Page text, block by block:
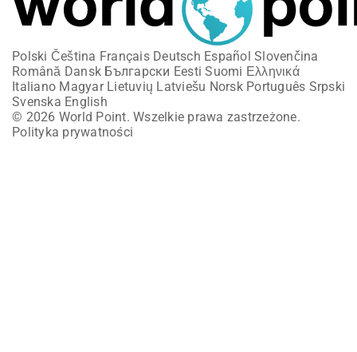
Polski Čeština Français Deutsch Español Slovenčina
Română Dansk Български Eesti Suomi Ελληνικά
Italiano Magyar Lietuvių Latviešu Norsk Português Srpski
Svenska English
© 2026 World Point. Wszelkie prawa zastrzeżone.
Polityka prywatności